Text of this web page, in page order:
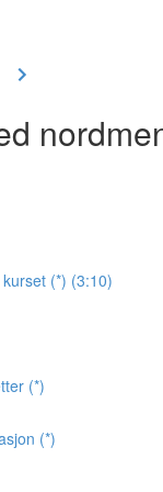
(*) (3:10)
(*)
(*)